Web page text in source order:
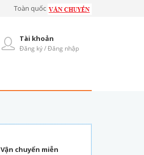
Toàn quốc
Tài khoản
Đăng ký / Đăng nhập
Vận chuyển miễn